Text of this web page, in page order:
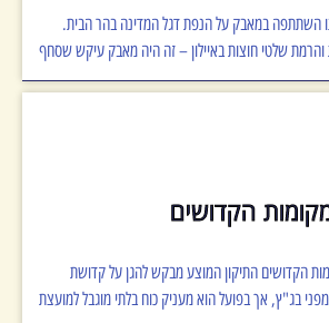
השתתפה במאבק על הנפת דגל המדינה בהר הבית.
והרמת שלטי חוצות באיילון – זה היה מאבק עיקש שסחף
הקדושים
הקדושים התיקון המוצע מבקש להגן על קדושת
בג"ץ, אך בפועל הוא מעניק כוח בלתי מוגבל למועצת